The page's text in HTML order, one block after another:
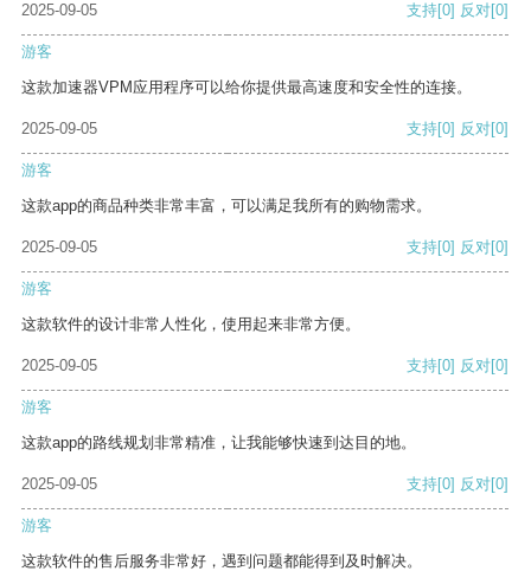
2025-09-05
支持[0] 反对[0]
游客
这款加速器VPM应用程序可以给你提供最高速度和安全性的连接。
2025-09-05 支持[0] 反对[0]
游客
这款app的商品种类非常丰富，可以满足我所有的购物需求。
2025-09-05 支持[0] 反对[0]
游客
这款软件的设计非常人性化，使用起来非常方便。
2025-09-05 支持[0] 反对[0]
游客
这款app的路线规划非常精准，让我能够快速到达目的地。
2025-09-05 支持[0] 反对[0]
游客
这款软件的售后服务非常好，遇到问题都能得到及时解决。